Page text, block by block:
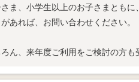
ま、小学生以上のお子さまともに
あれば、お問い合わせください。
ん、来年度ご利用をご検討の方も